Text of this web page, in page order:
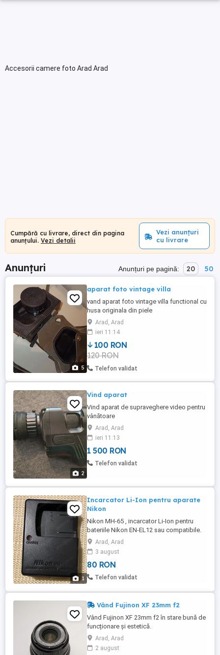
Accesorii camere foto Arad Arad
Cumpără cu livrare, direct din pagina
anunțului. Vezi detalii
Vezi anunțuri
cu livrare
Anunțuri Anunțuri pe pagină: 20 50
5
aparat foto vintage villa
vand aparat foto vintage villa functional cu
husa originala din piele
Arad, Arad
ieri 11:14
100 RON
120 RON
Telefon validat
2
Vind aparat
Vind aparat de supraveghere video pentru
vânătoare
Arad, Arad
ieri 11:13
1 500 RON
Telefon validat
1
Incarcator Li-Ion pentru aparate
Nikon
Nikon MH-65 , incarcator Li-Ion pentru
bateriile Nikon EN-EL12 sau compatibile.
Alimentare la retea.nu prin USB (
incarcarea este mai rapida ). In pretul
solicitat este inclusa si livrarea prin Posta
Romana si taxa pentru plata ramburs.
Arad, Arad
3 august
80 RON
Telefon validat
Vând Fujinon XF 23mm f2
Vând Fujinon XF 23mm f2 în stare bună de
funcționare și estetică.
Arad, Arad
2 august